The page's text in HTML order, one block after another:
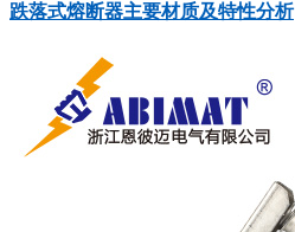
跌落式熔断器主要材质及特性分析